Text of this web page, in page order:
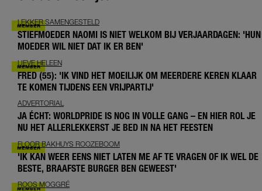
LEKKER SAMENGESTELD
STIEFMOEDER NAOMI IS NIET WELKOM BIJ VERJAARDAGEN: 'HUN
MOEDER WIL NIET DAT IK ER BEN'
LIEVE HELEEN
FRED (55): 'IK VIND HET MOEILIJK OM MEERDERE KEREN KLAAR
TE KOMEN TIJDENS EEN VRIJPARTIJ'
ADVERTORIAL
JA ÉCHT: WORLDPRIDE IS NOG IN VOLLE GANG – EN HIER ROL JE
NU HET ALLERLEKKERST JE BED IN NA HET FEESTEN
FLOOR BAKHUYS ROOZEBOOM
'IK KAN WEER EENS NIET LATEN ME AF TE VRAGEN OF IK WEL DE
BESTE, BRAAFSTE BURGER BEN GEWEEST'
ROOS MOGGRÉ